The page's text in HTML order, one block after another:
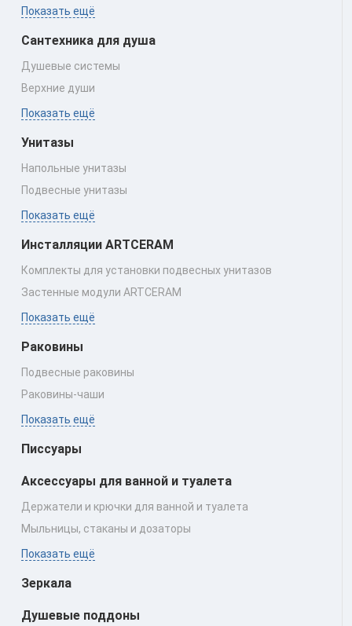
Показать ещё
Сантехника для душа
Душевые системы
Верхние души
Показать ещё
Унитазы
Напольные унитазы
Подвесные унитазы
Показать ещё
Инсталляции ARTCERAM
Комплекты для установки подвесных унитазов
Застенные модули ARTCERAM
Показать ещё
Раковины
Подвесные раковины
Раковины‑чаши
Показать ещё
Писсуары
Аксессуары для ванной и туалета
Держатели и крючки для ванной и туалета
Мыльницы, стаканы и дозаторы
Показать ещё
Зеркала
Душевые поддоны